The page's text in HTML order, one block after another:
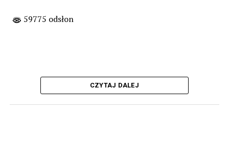
59775 odsłon
CZYTAJ DALEJ